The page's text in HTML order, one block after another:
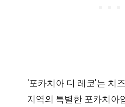
'포카치아 디 레코'는 치
지역의 특별한 포카치아